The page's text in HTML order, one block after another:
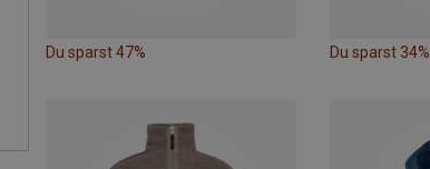
Du sparst 47% Du sparst 34%